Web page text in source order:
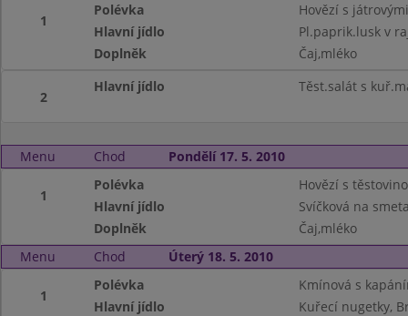
1
Polévka
Hovězí s
Hlavní jídlo
Pl.paprik.lusk v
Doplněk
Čaj,mléko
2
Hlavní jídlo Těst.salát s
Menu Chod Pondělí 17. 5. 2010
1
Polévka
Hovězí s
Hlavní jídlo
Svíčková na
Doplněk
Čaj,mléko
Menu
Chod Úterý 18. 5. 2010
1
Polévka
Kmínová s
Hlavní jídlo
Kuřecí nugetky,